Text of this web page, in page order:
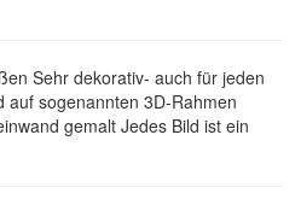
Sehr dekorativ- auch für jeden
auf sogenannten 3D-Rahmen
gemalt Jedes Bild ist ein